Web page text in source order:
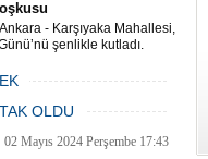
- Karşıyaka Mahallesi,
şenlikle kutladı.
düzenlenen 1. Karşıyaka
06 Mayıs 2024 Pazartesi 15:47
OLDU
06 Mayıs 2024 Pazartesi 15:31
02 Mayıs 2024 Perşembe 17:43